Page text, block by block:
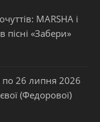
MARSHA і
пісні «Забери»
по 26 липня 2026
(Федорової)